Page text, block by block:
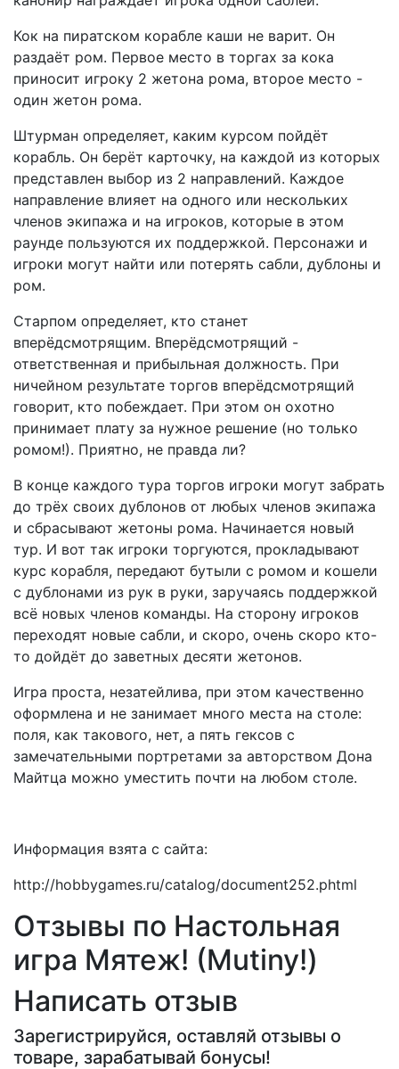
Кок на пиратском корабле каши не варит. Он
раздаёт ром. Первое место в торгах за кока
приносит игроку 2 жетона рома, второе место -
один жетон рома.
Штурман определяет, каким курсом пойдёт
корабль. Он берёт карточку, на каждой из которых
представлен выбор из 2 направлений. Каждое
направление влияет на одного или нескольких
членов экипажа и на игроков, которые в этом
раунде пользуются их поддержкой. Персонажи и
игроки могут найти или потерять сабли, дублоны и
ром.
Старпом определяет, кто станет
вперёдсмотрящим. Вперёдсмотрящий -
ответственная и прибыльная должность. При
ничейном результате торгов вперёдсмотрящий
говорит, кто побеждает. При этом он охотно
принимает плату за нужное решение (но только
ромом!). Приятно, не правда ли?
В конце каждого тура торгов игроки могут забрать
до трёх своих дублонов от любых членов экипажа
и сбрасывают жетоны рома. Начинается новый
тур. И вот так игроки торгуются, прокладывают
курс корабля, передают бутыли с ромом и кошели
с дублонами из рук в руки, заручаясь поддержкой
всё новых членов команды. На сторону игроков
переходят новые сабли, и скоро, очень скоро кто-
то дойдёт до заветных десяти жетонов.
Игра проста, незатейлива, при этом качественно
оформлена и не занимает много места на столе:
поля, как такового, нет, а пять гексов с
замечательными портретами за авторством Дона
Майтца можно уместить почти на любом столе.
Информация взята с сайта:
http://hobbygames.ru/catalog/document252.phtml
Отзывы по Настольная
игра Мятеж! (Mutiny!)
Написать отзыв
Зарегистрируйся, оставляй отзывы о
товаре, зарабатывай бонусы!